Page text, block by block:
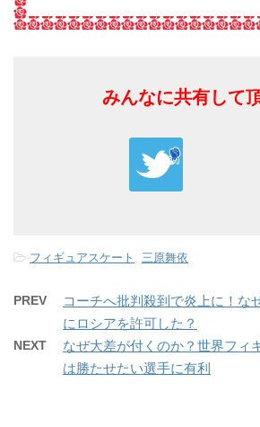
みんなに共有して
-フィギュアスケート 三原舞依
PREV
コーチへ批判殺到で炎上に！な
にロシアを許可した？
NEXT
なぜ大差が付くのか？世界フィ
は勝たせたい選手に有利